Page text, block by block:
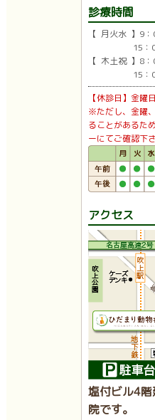
診療時間
【 月火水 】9
15：00
【 木土祝 】8
15：00
【休診日】金曜
※ただし、金曜
ることがあるた
ーにてご確認下さ
アクセス
塩付ビル4
院です。